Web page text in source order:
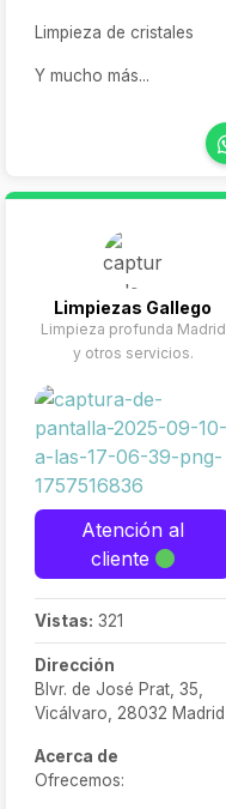
Limpieza de cristales
Y mucho más...
Limpiezas Gallego
Limpieza profunda Madrid
y otros servicios.
Atención al
cliente
Vistas: 321
Dirección
Blvr. de José Prat, 35,
Vicálvaro, 28032 Madrid
Acerca de
Ofrecemos: